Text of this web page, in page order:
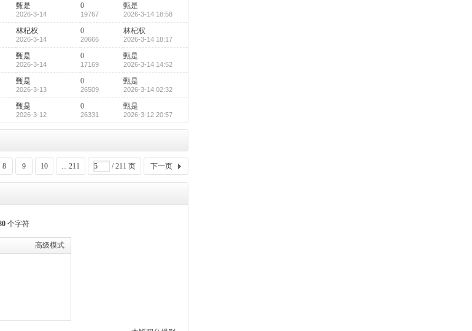
甄是
2026-3-14
0
19767
甄是
2026-3-14 18:58
林杞权
2026-3-14
0
20666
林杞权
2026-3-14 18:17
甄是
2026-3-14
0
17169
甄是
2026-3-14 14:52
甄是
2026-3-13
0
26509
甄是
2026-3-14 02:32
甄是
2026-3-12
0
26331
甄是
2026-3-12 20:57
8 9 10 ... 211 / 211 页 下一页
个字符
高级模式